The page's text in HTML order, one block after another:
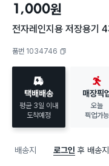
1,000원
전자레인지용 저장용기
품번 1034746
택배배송
평균 3일 이내
도착예정
매장픽
오늘
픽업가능
배송지 로그인 후 배송